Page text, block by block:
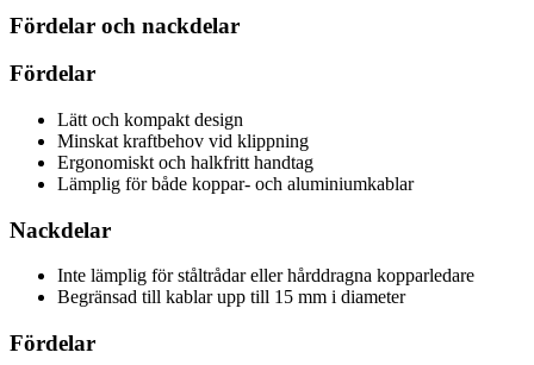
Fördelar och nackdelar
Fördelar
Lätt och kompakt design
Minskat kraftbehov vid klippning
Ergonomiskt och halkfritt handtag
Lämplig för både koppar- och aluminiumkablar
Nackdelar
Inte lämplig för ståltrådar eller hårddragna kopparledare
Begränsad till kablar upp till 15 mm i diameter
Fördelar